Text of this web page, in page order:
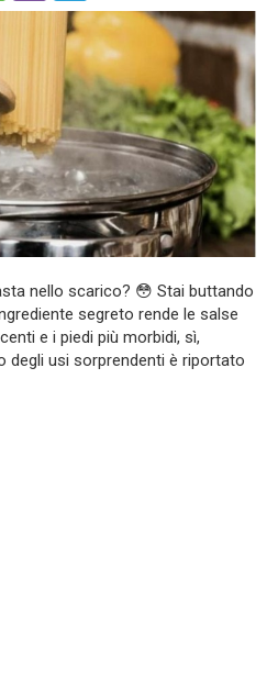
nello scarico? 😳 Stai buttando
segreto rende le salse
e i piedi più morbidi, sì,
degli usi sorprendenti è riportato